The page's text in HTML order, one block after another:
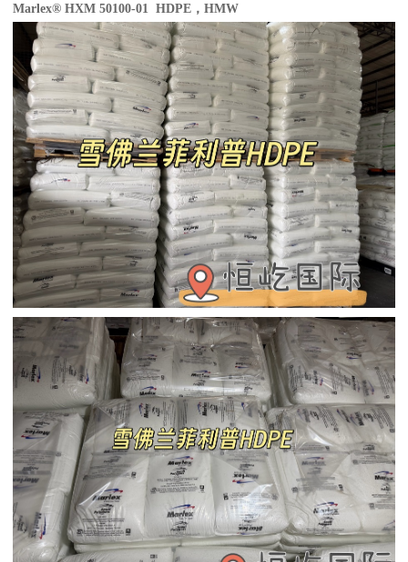
Marlex® HXM 50100-01 HDPE ，HMW